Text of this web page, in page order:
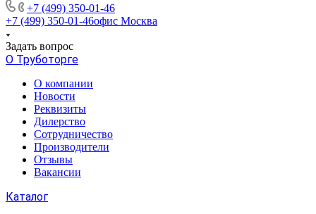
+7 (499) 350-01-46
+7 (499) 350-01-46офис Москва
Задать вопрос
О Труботорге
О компании
Новости
Реквизиты
Дилерство
Сотрудничество
Производители
Отзывы
Вакансии
Каталог